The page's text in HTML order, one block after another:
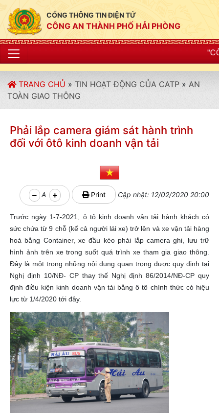
CỔNG THÔNG TIN ĐIỆN TỬ
CÔNG AN THÀNH PHỐ HẢI PHÒNG
"CÔNG AN THÀNH
TRANG CHỦ » TIN HOẠT ĐỘNG CỦA CATP » AN
TOÀN GIAO THÔNG
Phải lắp camera giám sát hành trình
đối với ôtô kinh doanh vận tải
A Print Cập nhật: 12/02/2020 20:00
Trước ngày 1-7-2021, ô tô kinh doanh vận tải hành khách có
sức chứa từ 9 chỗ (kể cả người lái xe) trở lên và xe vận tải hàng
hoá bằng Container, xe đầu kéo phải lắp camera ghi, lưu trữ
hình ảnh trên xe trong suốt quá trình xe tham gia giao thông.
Đây là một trong những nội dung quan trọng được quy định tại
Nghị định 10/NĐ- CP thay thế Nghị định 86/2014/NĐ-CP quy
định điều kiện kinh doanh vận tải bằng ô tô chính thức có hiệu
lực từ 1/4/2020 tới đây.